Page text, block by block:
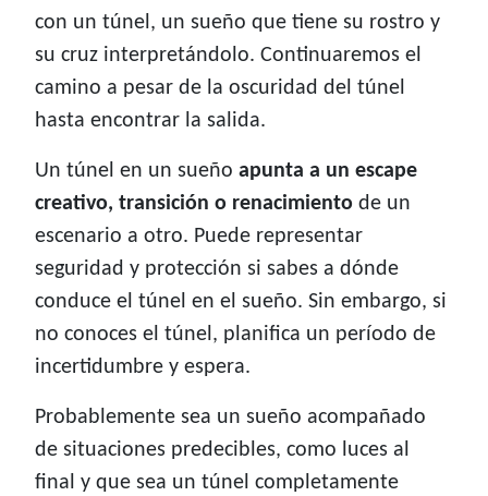
con un túnel, un sueño que tiene su rostro y
su cruz interpretándolo. Continuaremos el
camino a pesar de la oscuridad del túnel
hasta encontrar la salida.
Un túnel en un sueño apunta a un escape
creativo, transición o renacimiento de un
escenario a otro. Puede representar
seguridad y protección si sabes a dónde
conduce el túnel en el sueño. Sin embargo, si
no conoces el túnel, planifica un período de
incertidumbre y espera.
Probablemente sea un sueño acompañado
de situaciones predecibles, como luces al
final y que sea un túnel completamente